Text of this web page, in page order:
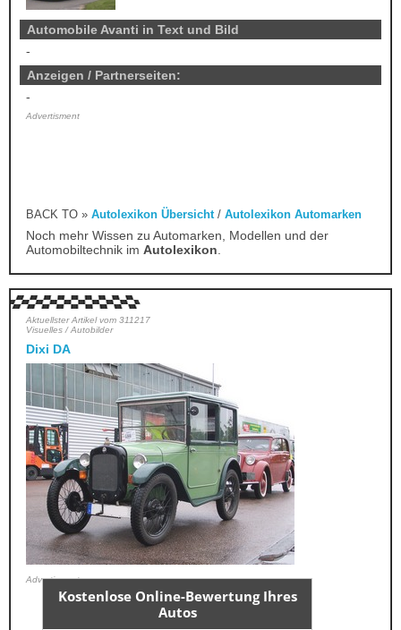
Automobile Avanti in Text und Bild
-
Anzeigen / Partnerseiten:
-
Advertisment
BACK TO » Autolexikon Übersicht/ Autolexikon Automarken
Noch mehr Wissen zu Automarken, Modellen und der
Automobiltechnik im Autolexikon.
Aktuellster Artikel vom 311217
Visuelles / Autobilder
Dixi DA
Advertisment